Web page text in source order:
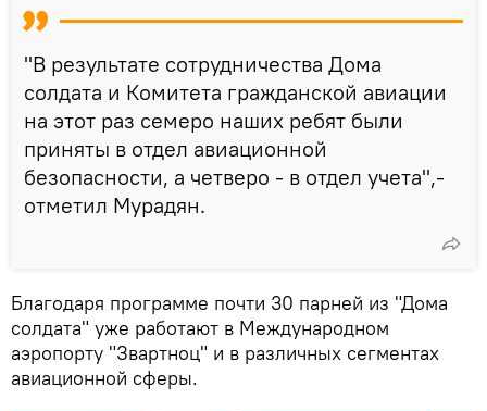
"В результате сотрудничества Дома
солдата и Комитета гражданской авиации
на этот раз семеро наших ребят были
приняты в отдел авиационной
безопасности, а четверо - в отдел учета",-
отметил Мурадян.
Благодаря программе почти 30 парней из "Дома
солдата" уже работают в Международном
аэропорту "Звартноц" и в различных сегментах
авиационной сферы.